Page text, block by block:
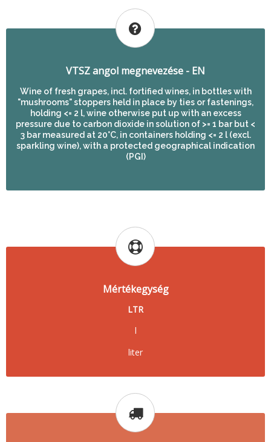
VTSZ angol megnevezése - EN
Wine of fresh grapes, incl. fortified wines, in bottles with
"mushrooms" stoppers held in place by ties or fastenings,
holding <= 2 l, wine otherwise put up with an excess
pressure due to carbon dioxide in solution of >= 1 bar but <
3 bar measured at 20°C, in containers holding <= 2 l (excl.
sparkling wine), with a protected geographical indication
(PGI)
Mértékegység
LTR
l
liter